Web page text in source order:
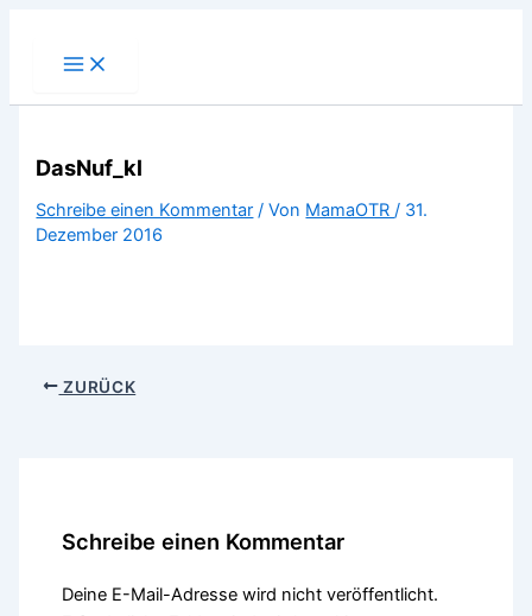
DasNuf_kl
Schreibe einen Kommentar / Von MamaOTR/ 31.
Dezember 2016
ZURÜCK
Schreibe einen Kommentar
Deine E-Mail-Adresse wird nicht veröffentlicht.